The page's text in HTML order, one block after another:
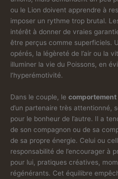
ou le Lion doivent apprendre à
imposer un rythme trop brutal.
intérêt à donner de vraies
être perçus comme superficiels.
opérés, la légèreté de l’air ou la
illuminer la vie du Poissons, en
l’hyperémotivité.
Dans le couple, lecomportement
d’un partenaire très attentionné,
pour le bonheur de l’autre. Il a
de son compagnon ou de sa
de sa propre énergie. Celui ou
responsabilité de l’encourager à
pour lui, pratiques créatives,
régénérants. Cet équilibre